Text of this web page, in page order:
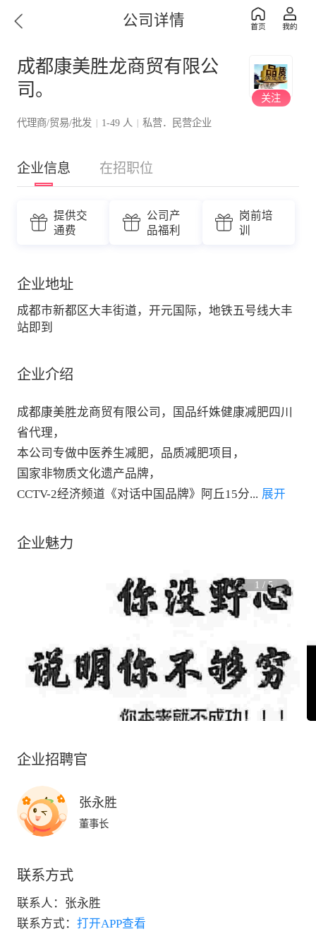
公司详情
成都康美胜龙商贸有限公
司。
代理商/贸易/批发 | 1-49 人 | 私营．民营企业
关注
企业信息 在招职位
提供交
通费
公司产
品福利
岗前培
训
企业地址
成都市新都区大丰街道，开元国际，地铁五号线大丰
站即到
企业介绍
成都康美胜龙商贸有限公司，国品纤姝健康减肥四川
省代理，
本公司专做中医养生减肥，品质减肥项目，
国家非物质文化遗产品牌，
CCTV-2经济频道《对话中国品牌》阿丘15分... 展开
企业魅力
1 /5
企业招聘官
张永胜
董事长
联系方式
联系人： 张永胜
联系方式： 打开APP查看